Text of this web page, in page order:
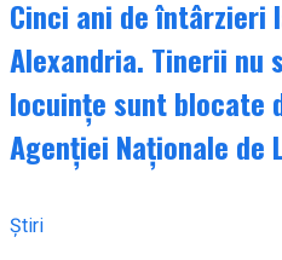
Cinci ani de întârzieri
Alexandria. Tinerii nu
locuințe sunt blocate
Agenției Naționale de
Știri